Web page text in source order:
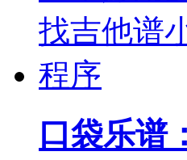
口袋乐谱：